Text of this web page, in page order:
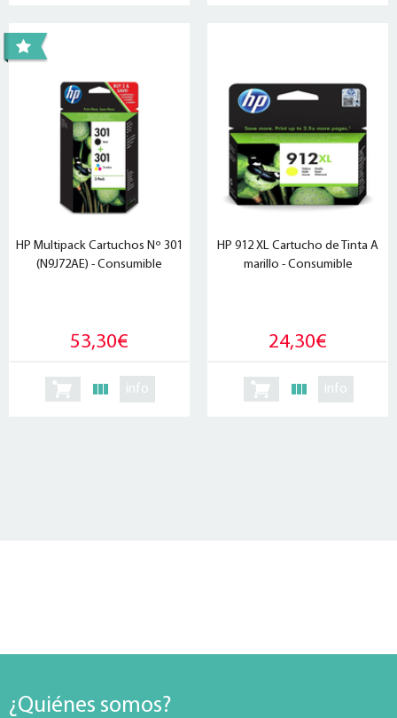
HP Multipack Cartuchos Nº 301
(N9J72AE) - Consumible
53,30€
info
HP 912 XL Cartucho de Tinta A
marillo - Consumible
24,30€
info
¿Quiénes somos?